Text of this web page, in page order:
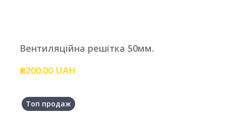
Вентиляційна решітка 50мм.
₴200.00 UAH
Топ продаж